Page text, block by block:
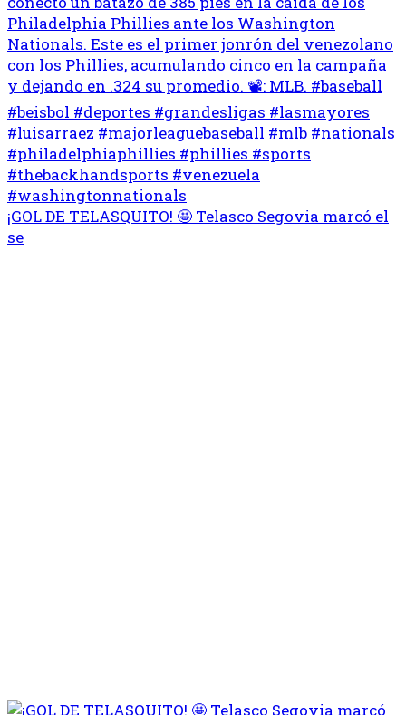
¡GOL DE TELASQUITO! 🤩 Telasco Segovia marcó el
se